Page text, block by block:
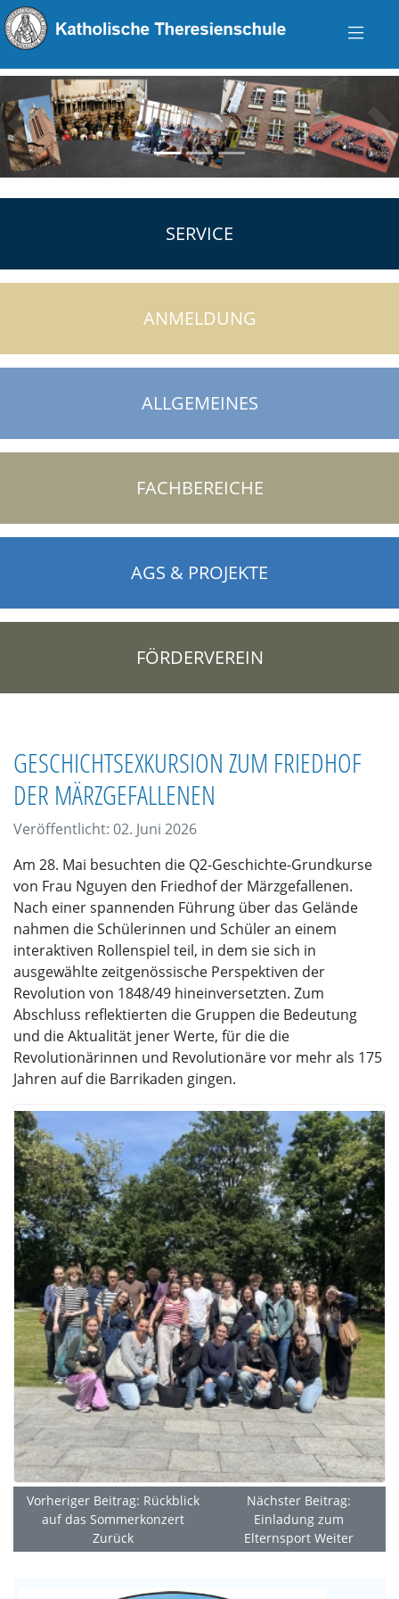
zurück
SERVICE
ANMELDUNG
ALLGEMEINES
FACHBEREICHE
AGS & PROJEKTE
FÖRDERVEREIN
GESCHICHTSEXKURSION ZUM FRIEDHOF
DER MÄRZGEFALLENEN
Veröffentlicht: 02. Juni 2026
Am 28. Mai besuchten die Q2-Geschichte-Grundkurse
von Frau Nguyen den Friedhof der Märzgefallenen.
Nach einer spannenden Führung über das Gelände
nahmen die Schülerinnen und Schüler an einem
interaktiven Rollenspiel teil, in dem sie sich in
ausgewählte zeitgenössische Perspektiven der
Revolution von 1848/49 hineinversetzten. Zum
Abschluss reflektierten die Gruppen die Bedeutung
und die Aktualität jener Werte, für die die
Revolutionärinnen und Revolutionäre vor mehr als 175
Jahren auf die Barrikaden gingen.
Vorheriger Beitrag: Rückblick
auf das Sommerkonzert
Zurück
Nächster Beitrag:
Einladung zum
ElternsportWeiter